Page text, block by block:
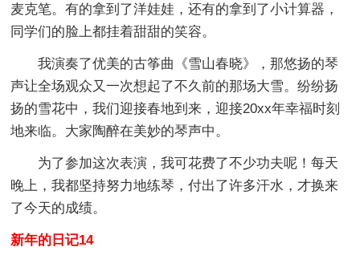
麦克笔。有的拿到了洋娃娃，还有的拿到了小计算器，
同学们的脸上都挂着甜甜的笑容。
我演奏了优美的古筝曲《雪山春晓》，那悠扬的琴
声让全场观众又一次想起了不久前的那场大雪。纷纷扬
扬的雪花中，我们迎接春地到来，迎接20xx年幸福时刻
地来临。大家陶醉在美妙的琴声中。
为了参加这次表演，我可花费了不少功夫呢！每天
晚上，我都坚持努力地练琴，付出了许多汗水，才换来
了今天的成绩。
新年的日记14